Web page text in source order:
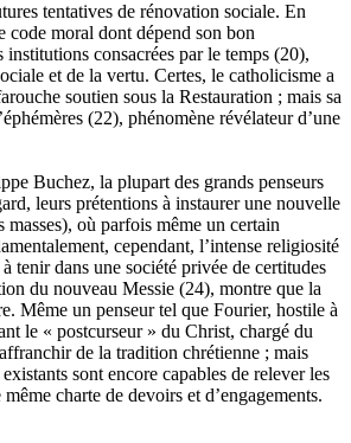
tentatives de rénovation sociale. En
code moral dont dépend son bon
consacrées par le temps (20),
et de la vertu. Certes, le catholicisme a
soutien sous la Restauration ; mais sa
(22), phénomène révélateur d’une
Buchez, la plupart des grands penseurs
leurs prétentions à instaurer une nouvelle
où parfois même un certain
cependant, l’intense religiosité
tenir dans une société privée de certitudes
du nouveau Messie (24), montre que la
Même un penseur tel que Fourier, hostile à
le « postcurseur » du Christ, chargé du
de la tradition chrétienne ; mais
sont encore capables de relever les
charte de devoirs et d’engagements.